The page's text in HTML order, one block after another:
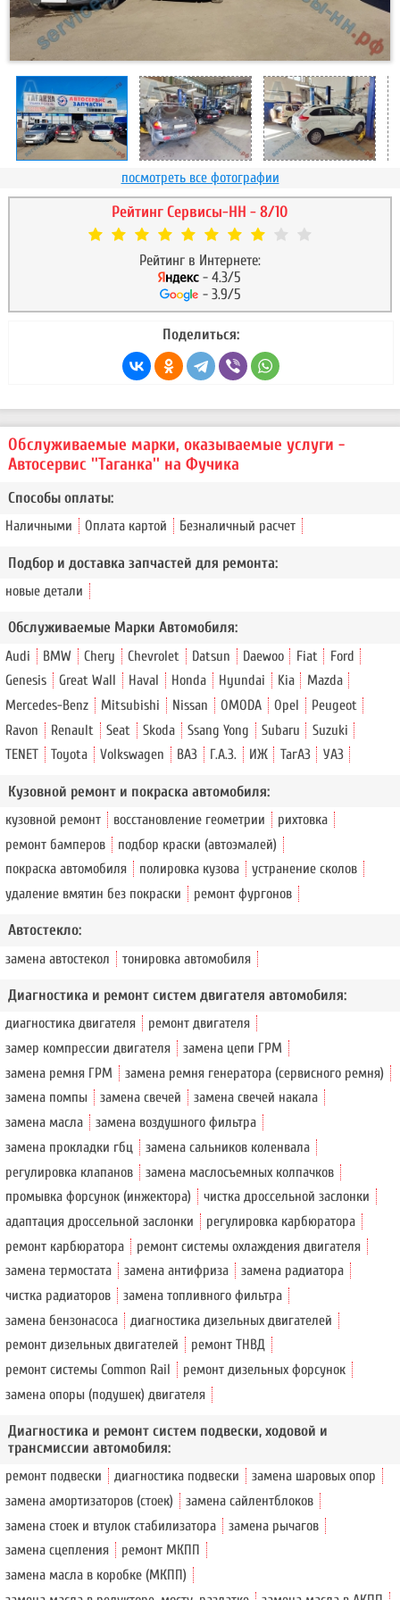
посмотреть все фотографии
Рейтинг Сервисы-НН - 8/10
Рейтинг в Интернете:
- 4.3/5
- 3.9/5
Поделиться:
Обслуживаемые марки, оказываемые услуги -
Автосервис ''Таганка'' на Фучика
Способы оплаты:
Наличными Оплата картой Безналичный расчет
Подбор и доставка запчастей для ремонта:
новые детали
Обслуживаемые Марки Автомобиля:
Audi BMW Chery Chevrolet Datsun Daewoo Fiat
Ford
Genesis
Great Wall Haval Honda Hyundai Kia
Mazda
Mercedes-Benz
Mitsubishi Nissan OMODA Opel
Peugeot
Ravon
Renault Seat Skoda Ssang Yong Subaru
Suzuki
TENET
Toyota Volkswagen ВАЗ Г.А.З. ИЖ ТагАЗ УАЗ
Кузовной ремонт и покраска автомобиля:
кузовной ремонт восстановление геометрии
рихтовка
ремонт бамперов
подбор краски (автоэмалей)
покраска автомобиля
полировка кузова
устранение сколов
удаление вмятин без покраски
ремонт фургонов
Автостекло:
замена автостекол тонировка автомобиля
Диагностика и ремонт систем двигателя автомобиля:
диагностика двигателя
ремонт двигателя
замер компрессии двигателя
замена цепи ГРМ
замена ремня ГРМ
замена ремня генератора (сервисного ремня)
замена помпы
замена свечей
замена свечей накала
замена масла
замена воздушного фильтра
замена прокладки гбц
замена сальников коленвала
регулировка клапанов
замена маслосъемных колпачков
промывка форсунок (инжектора)
чистка дроссельной заслонки
адаптация дроссельной заслонки
регулировка карбюратора
ремонт карбюратора
ремонт системы охлаждения двигателя
замена термостата
замена антифриза
замена радиатора
чистка радиаторов
замена топливного фильтра
замена бензонасоса
диагностика дизельных двигателей
ремонт дизельных двигателей
ремонт ТНВД
ремонт системы Common Rail
ремонт дизельных форсунок
замена опоры (подушек) двигателя
Диагностика и ремонт систем подвески, ходовой и
трансмиссии автомобиля:
ремонт подвески диагностика подвески
замена шаровых опор
замена амортизаторов (стоек)
замена сайлентблоков
замена стоек и втулок стабилизатора
замена рычагов
замена сцепления
ремонт МКПП
замена масла в коробке (МКПП)